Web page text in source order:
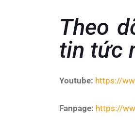
Theo
tin tức
Youtube: https://
Fanpage: https://